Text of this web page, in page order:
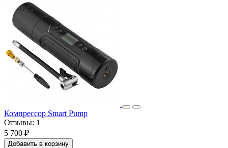
Компрессор Smart Pump
Отзывы: 1
5 700 ₽
Добавить в корзину